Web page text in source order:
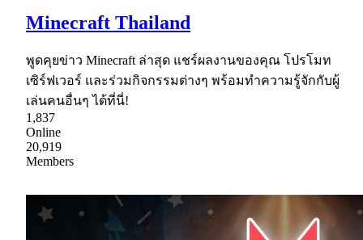
Minecraft Thailand
พูดคุยข่าว Minecraft ล่าสุด แชร์ผลงานของคุณ โปรโมท
เซิร์ฟเวอร์ และร่วมกิจกรรมต่างๆ พร้อมทำความรู้จักกับผู้
เล่นคนอื่นๆ ได้ที่นี่!
1,837
Online
20,919
Members